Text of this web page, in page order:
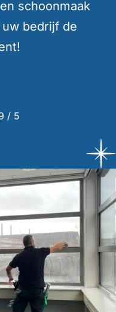
schoonmaak
bedrijf de
/ 5